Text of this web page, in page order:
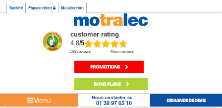
Société Espace client Ma sélection
customer rating
4.8/5
598 reviews More reviews
PROMOTIONS
BONS PLANS
Menu Nous contacter au :
01 39 97 65 10 DEMANDE DE DEVIS